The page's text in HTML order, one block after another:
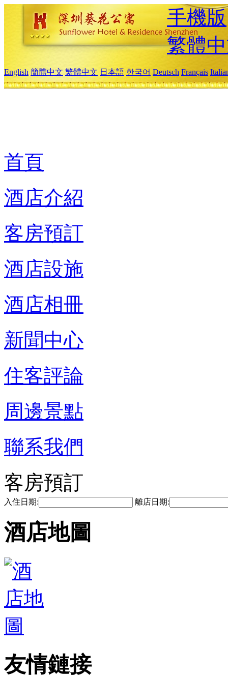
手機版
繁體
English 簡體中文 繁體中文 日本語 한국어 Deutsch Français
首頁
酒店介紹
客房預訂
酒店設施
酒店相冊
新聞中心
住客評論
周邊景點
聯系我們
客房預訂
入住日期: 離店日期:
酒店地圖
友情鏈接